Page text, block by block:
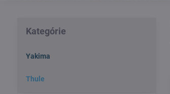
Kategórie
Yakima
Thule